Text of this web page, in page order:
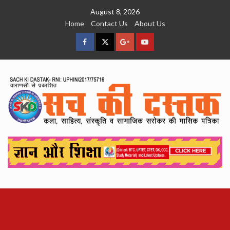
August 8, 2026
Home
Contact Us About Us
facebookTwitterGoogleYouTube